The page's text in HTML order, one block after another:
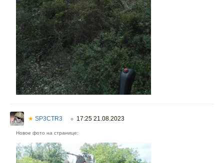
★ SP3CTR3 ○ 17:25 21.08.2023
Новое фото на странице: